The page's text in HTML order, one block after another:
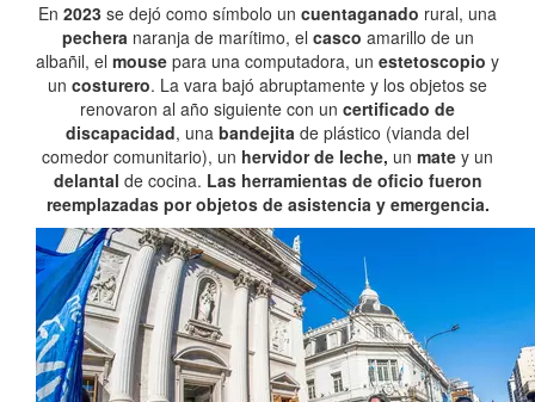
En 2023 se dejó como símbolo un cuentaganado rural, una
pecheranaranja de marítimo, el casco amarillo de un
albañil, el mouse para una computadora, un estetoscopio y
un costurero. La vara bajó abruptamente y los objetos se
renovaron al año siguiente con un certificado de
discapacidad, una bandejita de plástico (vianda del
comedor comunitario), un hervidor de leche, un mate y un
delantal de cocina. Las herramientas de oficio fueron
reemplazadas por objetos de asistencia y emergencia.